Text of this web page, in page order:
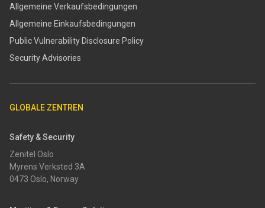
Allgemeine Verkaufsbedingungen
Allgemeine Einkaufsbedingungen
​​Public Vulnerability Disclosure Policy​
Security Advisories
GLOBALE ZENTREN
Safety & Security
Zenitel Oslo
Myrens Verksted 3A
0473 Oslo, Norway